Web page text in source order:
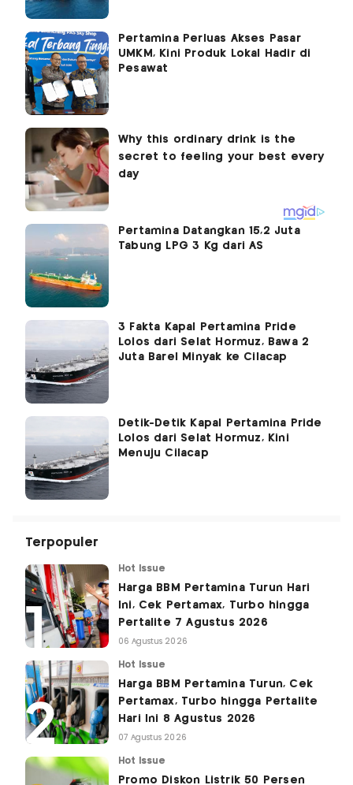
Pertamina Perluas Akses Pasar
UMKM, Kini Produk Lokal Hadir di
Pesawat
Pertamina Datangkan 15,2 Juta
Tabung LPG 3 Kg dari AS
3 Fakta Kapal Pertamina Pride
Lolos dari Selat Hormuz, Bawa 2
Juta Barel Minyak ke Cilacap
Detik-Detik Kapal Pertamina Pride
Lolos dari Selat Hormuz, Kini
Menuju Cilacap
Terpopuler
Hot Issue
Harga BBM Pertamina Turun Hari
Ini, Cek Pertamax, Turbo hingga
Pertalite 7 Agustus 2026
06 Agustus 2026
Hot Issue
Harga BBM Pertamina Turun, Cek
Pertamax, Turbo hingga Pertalite
Hari Ini 8 Agustus 2026
07 Agustus 2026
Hot Issue
Promo Diskon Listrik 50 Persen